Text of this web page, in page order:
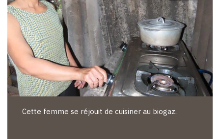
Cette femme se réjouit de cuisiner au biogaz.